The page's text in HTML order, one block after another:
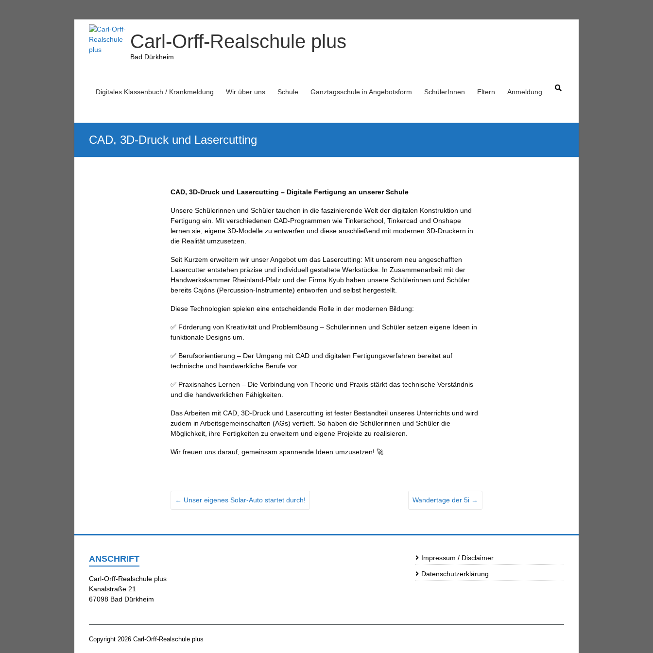
Carl-Orff-Realschule plus
Bad Dürkheim
Digitales Klassenbuch / Krankmeldung Wir über uns Schule Ganztagsschule in Angebotsform SchülerInnen Eltern Anmeldung
CAD, 3D-Druck und Lasercutting
CAD, 3D-Druck und Lasercutting – Digitale Fertigung an unserer Schule
Unsere Schülerinnen und Schüler tauchen in die faszinierende Welt der digitalen Konstruktion und
Fertigung ein. Mit verschiedenen CAD-Programmen wie Tinkerschool, Tinkercad und Onshape
lernen sie, eigene 3D-Modelle zu entwerfen und diese anschließend mit modernen 3D-Druckern in
die Realität umzusetzen.
Seit Kurzem erweitern wir unser Angebot um das Lasercutting: Mit unserem neu angeschafften
Lasercutter entstehen präzise und individuell gestaltete Werkstücke. In Zusammenarbeit mit der
Handwerkskammer Rheinland-Pfalz und der Firma Kyub haben unsere Schülerinnen und Schüler
bereits Cajóns (Percussion-Instrumente) entworfen und selbst hergestellt.
Diese Technologien spielen eine entscheidende Rolle in der modernen Bildung:
✅ Förderung von Kreativität und Problemlösung – Schülerinnen und Schüler setzen eigene Ideen in
funktionale Designs um.
✅ Berufsorientierung – Der Umgang mit CAD und digitalen Fertigungsverfahren bereitet auf
technische und handwerkliche Berufe vor.
✅ Praxisnahes Lernen – Die Verbindung von Theorie und Praxis stärkt das technische Verständnis
und die handwerklichen Fähigkeiten.
Das Arbeiten mit CAD, 3D-Druck und Lasercutting ist fester Bestandteil unseres Unterrichts und wird
zudem in Arbeitsgemeinschaften (AGs) vertieft. So haben die Schülerinnen und Schüler die
Möglichkeit, ihre Fertigkeiten zu erweitern und eigene Projekte zu realisieren.
Wir freuen uns darauf, gemeinsam spannende Ideen umzusetzen! 🚀
← Unser eigenes Solar-Auto startet durch! Wandertage der 5i →
ANSCHRIFT
Carl-Orff-Realschule plus
Kanalstraße 21
67098 Bad Dürkheim
Impressum / Disclaimer
Datenschutzerklärung
Copyright 2026 Carl-Orff-Realschule plus